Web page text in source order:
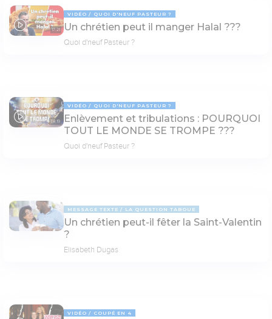
17:21
VIDÉO QUOI D'NEUF PASTEUR ?
Un chrétien peut il manger Halal ???
Quoi d'neuf Pasteur ?
78:19
VIDÉO QUOI D'NEUF PASTEUR ?
Enlèvement et tribulations : POURQUOI
TOUT LE MONDE SE TROMPE ???
Quoi d'neuf Pasteur ?
MESSAGE TEXTE LA QUESTION TABOUE
Un chrétien peut-il fêter la Saint-Valentin
?
Elisabeth Dugas
VIDÉO COUPÉ EN 4